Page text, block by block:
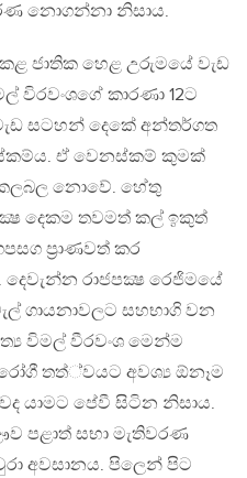
නොගන්නා නිසාය.
ජාතික හෙළ උරුමයේ වැඩ
විරවංශගේ කාරණා 12ට
සටහන් දෙකේ අන්තර්ගත
ඒ වෙනස්කම් කුමක්
නොවේ. හේතු
දෙකම තවමත් කල් ඉකුත්
ප‍්‍රාණවත් කර
රාජපක්‍ෂ රෙජිමයේ
ගායනාවලට සහභාගි වන
විමල් වීරවංශ මෙන්ම
තත්්වයට අවශ්‍ය ඕනෑම
යාමට පේවී සිටින නිසාය.
පළාත් සභා මැතිවරණ
අවසානය. පිලෙන් පිට